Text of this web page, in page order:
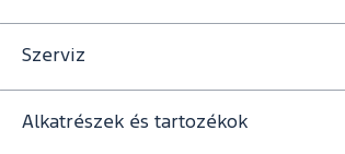
Szerviz
Alkatrészek és tartozékok